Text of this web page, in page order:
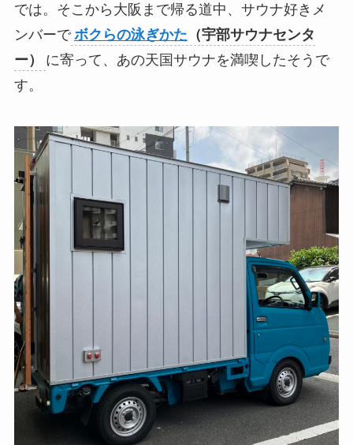
では。そこから大阪まで帰る道中、サウナ好きメ
ンバーで ボクらの泳ぎかた （宇部サウナセンタ
ー）
に寄って、あの天国サウナを満喫したそうで
す。